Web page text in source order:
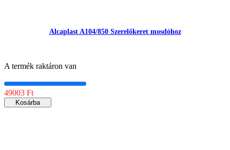
Alcaplast A104/850 Szerelőkeret mosdóhoz
A termék raktáron van
49003 Ft
Kosárba